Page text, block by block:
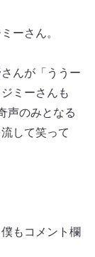
ーさん。
んが「ううー
ミーさんも
声のみとなる
して笑って
もコメント欄